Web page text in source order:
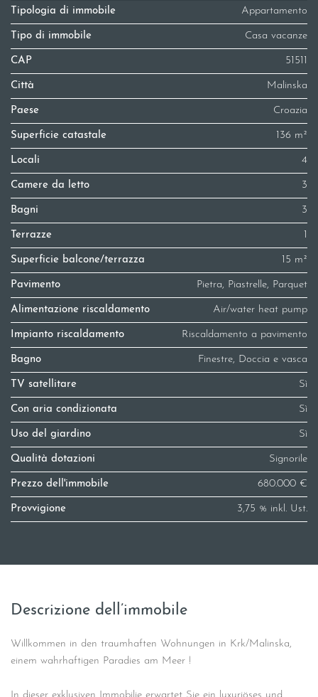
Tipologia di immobile Appartamento
Tipo di immobile Casa vacanze
CAP 51511
Città Malinska
Paese Croazia
Superficie catastale 136 m²
Locali 4
Camere da letto 3
Bagni 3
Terrazze 1
Superficie balcone/terrazza 15 m²
Pavimento Pietra, Piastrelle, Parquet
Alimentazione riscaldamento Air/water heat pump
Impianto riscaldamento Riscaldamento a pavimento
Bagno Finestre, Doccia e vasca
TV satellitare Sì
Con aria condizionata Sì
Uso del giardino Sì
Qualità dotazioni Signorile
Prezzo dell'immobile 680.000 €
Provvigione 3,75 % inkl. Ust.
Descrizione dell’immobile
Willkommen in den traumhaften Wohnungen in Krk/Malinska,
einem wahrhaftigen Paradies am Meer !